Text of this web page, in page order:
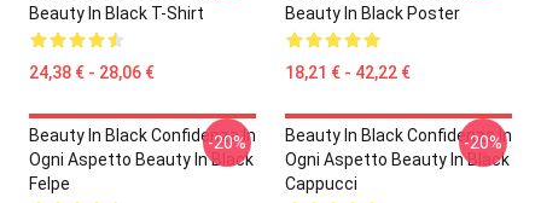
Beauty In Black T-Shirt
24,38 € - 28,06 €
Beauty In Black Poster
18,21 € - 42,22 €
Beauty In Black Confidenza In
Ogni Aspetto Beauty In Black
Felpe
-20%
Beauty In Black Confidenza In
Ogni Aspetto Beauty In Black
Cappucci
-20%